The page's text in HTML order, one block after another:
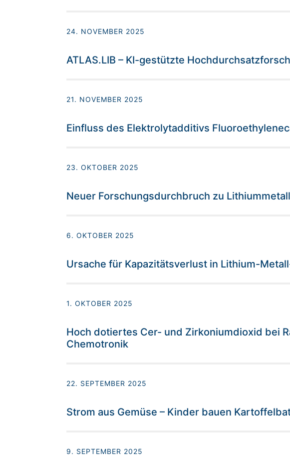
24. NOVEMBER 2025
ATLAS.LIB – KI-gestützte
21. NOVEMBER 2025
Einfluss des Elektrolytadditivs
23. OKTOBER 2025
Neuer Forschungsdurchbruch zu
6. OKTOBER 2025
Ursache für Kapazitätsverlust in Lithium-
1. OKTOBER 2025
Hoch dotiertes Cer- und Zirkoniumdioxid bei
Chemotronik
22. SEPTEMBER 2025
Strom aus Gemüse – Kinder bauen
9. SEPTEMBER 2025